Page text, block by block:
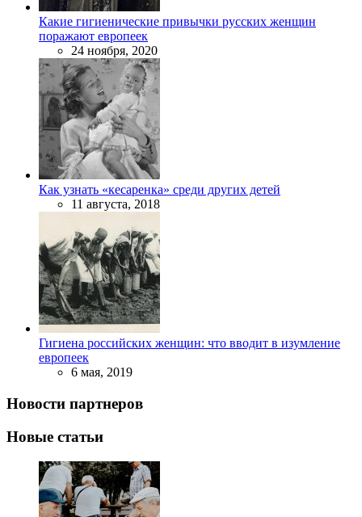
Какие гигиенические привычки русских женщин
поражают европеек
24 ноября, 2020
Как узнать «кесаренка» среди других детей
11 августа, 2018
Гигиена российских женщин: что вводит в изумление
европеек
6 мая, 2019
Новости партнеров
Новые статьи